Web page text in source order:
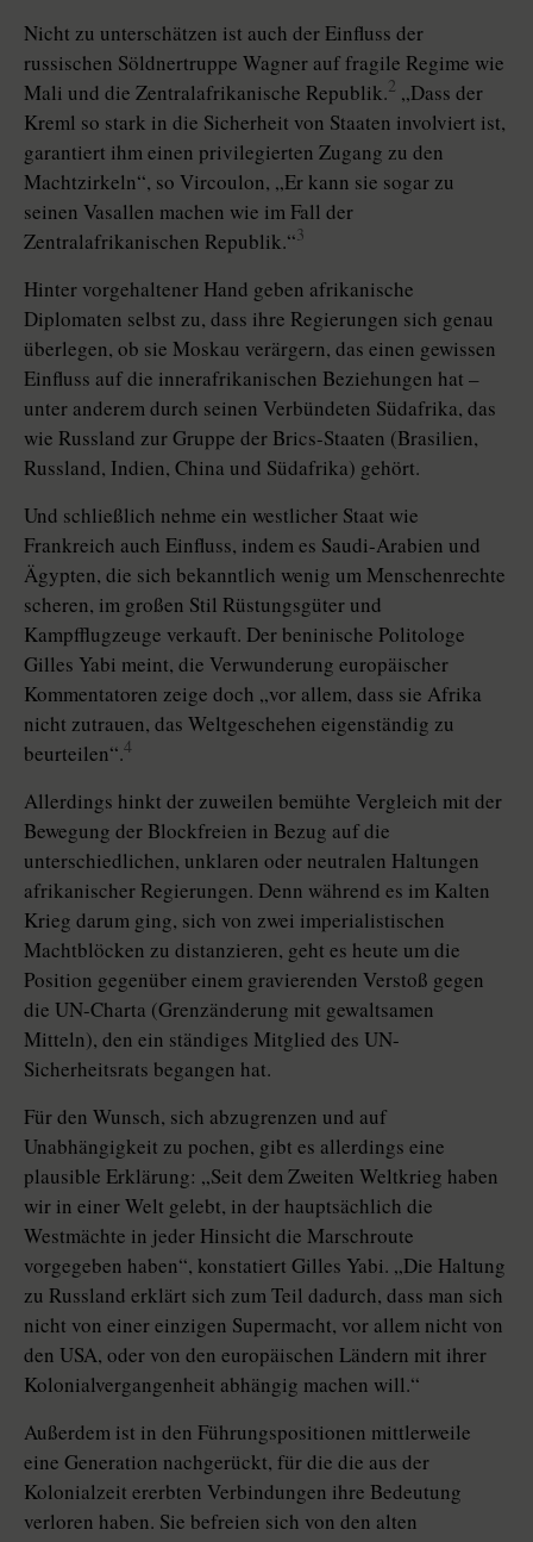
Nicht zu unterschätzen ist auch der Einfluss der
russischen Söldnertruppe Wagner auf fragile Regime wie
Mali und die Zentralafrikanische Republik.2 „Dass der
Kreml so stark in die Sicherheit von Staaten involviert ist,
garantiert ihm einen privilegierten Zugang zu den
Machtzirkeln“, so Vircoulon, „Er kann sie sogar zu
seinen Vasallen machen wie im Fall der
Zentralafrikanischen Republik.“3
Hinter vorgehaltener Hand geben afrikanische
Diplomaten selbst zu, dass ihre Regierungen sich genau
überlegen, ob sie Moskau verärgern, das einen gewissen
Einfluss auf die innerafrikanischen Beziehungen hat –
unter anderem durch seinen Verbündeten Südafrika, das
wie Russland zur Gruppe der Brics-Staaten (Brasilien,
Russland, Indien, China und Südafrika) gehört.
Und schließlich nehme ein westlicher Staat wie
Frankreich auch Einfluss, indem es Saudi-Arabien und
Ägypten, die sich bekanntlich wenig um Menschenrechte
scheren, im großen Stil Rüstungsgüter und
Kampfflugzeuge verkauft. Der beninische Politologe
Gilles Yabi meint, die Verwunderung europäischer
Kommentatoren zeige doch „vor allem, dass sie Afrika
nicht zutrauen, das Weltgeschehen eigenständig zu
beurteilen“.4
Allerdings hinkt der zuweilen bemühte Vergleich mit der
Bewegung der Blockfreien in Bezug auf die
unterschiedlichen, unklaren oder neutralen Haltungen
afrikanischer Regierungen. Denn während es im Kalten
Krieg darum ging, sich von zwei imperialistischen
Machtblöcken zu distanzieren, geht es heute um die
Position gegenüber einem gravierenden Verstoß gegen
die UN-Charta (Grenzänderung mit gewaltsamen
Mitteln), den ein ständiges Mitglied des UN-
Sicherheitsrats begangen hat.
Für den Wunsch, sich abzugrenzen und auf
Unabhängigkeit zu pochen, gibt es allerdings eine
plausible Erklärung: „Seit dem Zweiten Weltkrieg haben
wir in einer Welt gelebt, in der hauptsächlich die
Westmächte in jeder Hinsicht die Marschroute
vorgegeben haben“, konstatiert Gilles Yabi. „Die Haltung
zu Russland erklärt sich zum Teil dadurch, dass man sich
nicht von einer einzigen Supermacht, vor allem nicht von
den USA, oder von den europäischen Ländern mit ihrer
Kolo­nialvergangenheit abhängig machen will.“
Außerdem ist in den Führungspositionen mittlerweile
eine Generation nachgerückt, für die die aus der
Kolonialzeit ererbten Verbindungen ihre Bedeutung
verloren haben. Sie befreien sich von den alten